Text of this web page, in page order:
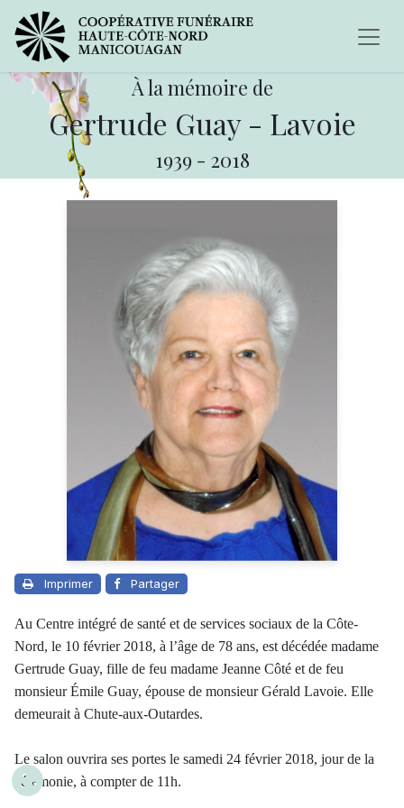
À la mémoire de
Gertrude Guay - Lavoie
1939 - 2018
Imprimer Partager
Au Centre intégré de santé et de services sociaux de la Côte-
Nord, le 10 février 2018, à l’âge de 78 ans, est décédée madame
Gertrude Guay, fille de feu madame Jeanne Côté et de feu
monsieur Émile Guay, épouse de monsieur Gérald Lavoie. Elle
demeurait à Chute-aux-Outardes.
Le salon ouvrira ses portes le samedi 24 février 2018, jour de la
cérémonie, à compter de 11h.